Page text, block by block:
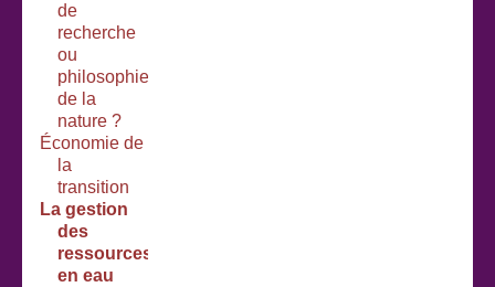
de
recherche
ou
philosophie
de la
nature ?
Économie de
la
transition
La gestion
des
ressources
en eau